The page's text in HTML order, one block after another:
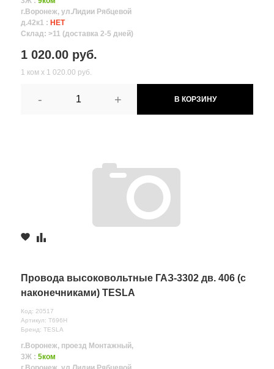
г.Воронеж, ул.Лидии Рябцевой
д.42к1 : НЕТ
Склад: >11 (доставка 2-5 дней)
1 020.00 руб.
1 ком х 1 020.00 руб.
- + В КОРЗИНУ
Провода высоковольтные ГАЗ-3302 дв. 406 (с
наконечниками) TESLA
Код: 20517
Артикул: T696H
Бренд: TESLA
г.Воронеж, проезд Монтажный,
3Ж : 5ком